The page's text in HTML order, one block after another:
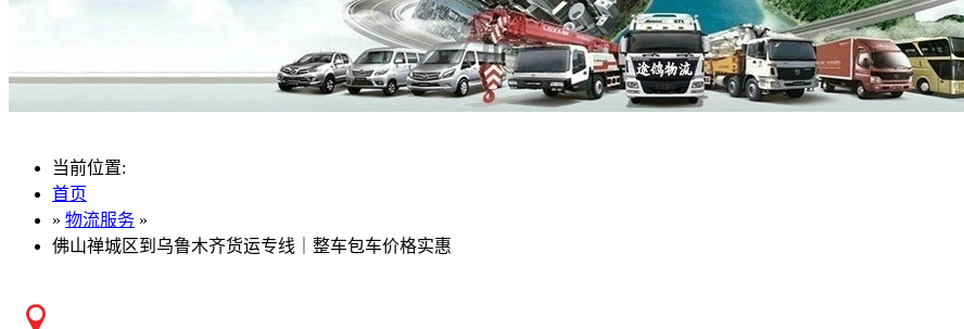
当前位置:
首页
» 物流服务 »
佛山禅城区到乌鲁木齐货运专线｜整车包车价格实惠